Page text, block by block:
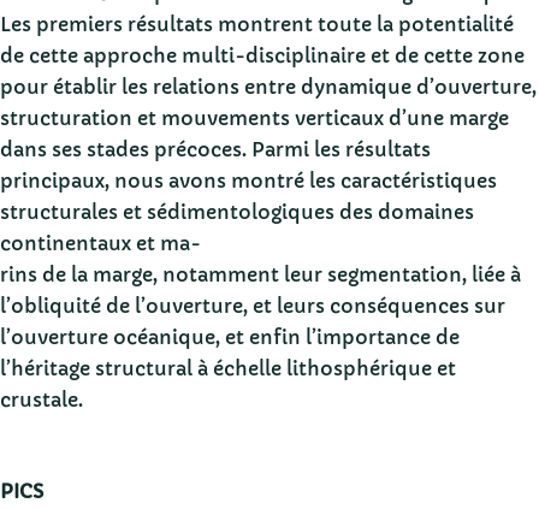
Les premiers résultats montrent toute la potentialité
de cette approche multi-disciplinaire et de cette zone
pour établir les relations entre dynamique d’ouverture,
structuration et mouvements verticaux d’une marge
dans ses stades précoces. Parmi les résultats
principaux, nous avons montré les caractéristiques
structurales et sédimentologiques des domaines
continentaux et ma-
rins de la marge, notamment leur segmentation, liée à
l’obliquité de l’ouverture, et leurs conséquences sur
l’ouverture océanique, et enfin l’importance de
l’héritage structural à échelle lithosphérique et
crustale.
PICS